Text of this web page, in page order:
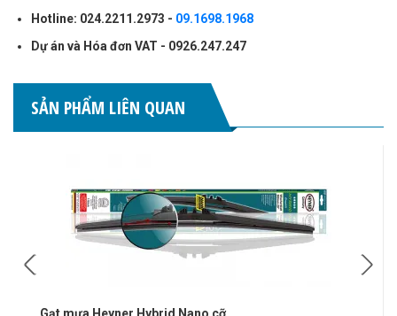
Hotline: 024.2211.2973 - 09.1698.1968
Dự án và Hóa đơn VAT - 0926.247.247
SẢN PHẨM LIÊN QUAN